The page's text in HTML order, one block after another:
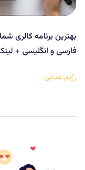
بهترین برنامه کالری
فارسی و انگلیسی +
رژیم غذایی